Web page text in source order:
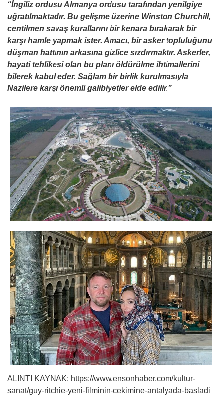
“İngiliz ordusu Almanya ordusu tarafından yenilgiye
uğratılmaktadır. Bu gelişme üzerine Winston Churchill,
centilmen savaş kurallarını bir kenara bırakarak bir
karşı hamle yapmak ister. Amacı, bir asker topluluğunu
düşman hattının arkasına gizlice sızdırmaktır. Askerler,
hayati tehlikesi olan bu planı öldürülme ihtimallerini
bilerek kabul eder. Sağlam bir birlik kurulmasıyla
Nazilere karşı önemli galibiyetler elde edilir.”
ALINTI KAYNAK: https://www.ensonhaber.com/kultur-
sanat/guy-ritchie-yeni-filminin-cekimine-antalyada-basladi